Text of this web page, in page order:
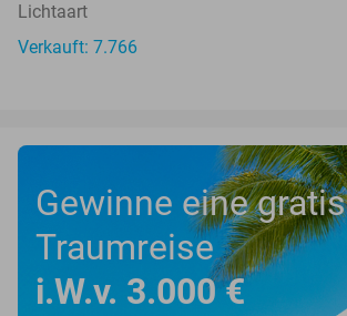
Lichtaart
Verkauft: 7.766
Gewinne eine gratis
Traumreise
i.W.v. 3.000 €